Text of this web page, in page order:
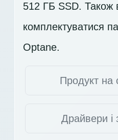
512 ГБ SSD. Також
комплектуватися
Optane.
Продукт на
Драйвери і